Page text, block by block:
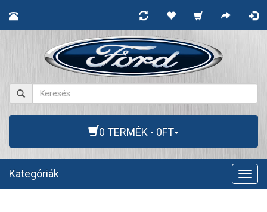
0 TERMÉK - 0FT
Kategóriák